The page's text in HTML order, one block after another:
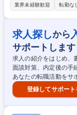
した提案型法人営業です。 具体的には、化粧品原料商社への提案
よび、箔一がパイオニ
中心に行っていただき
に加え、チーム内の調
す。 募集職種 【中央区/化粧品用原料金箔の提案営業】転勤無/クリエイテ
ィブな仕事です
業界未経験歓迎 転勤なし
求人探しから
サポートします
求人の紹介をはじめ、
面談対策、内定後の手
あなたの転職活動をサ
登録してサポート